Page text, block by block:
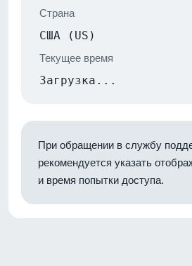
Страна
США (US)
Текущее время
Загрузка...
При обращении в службу
рекомендуется указать
и время попытки доступа.